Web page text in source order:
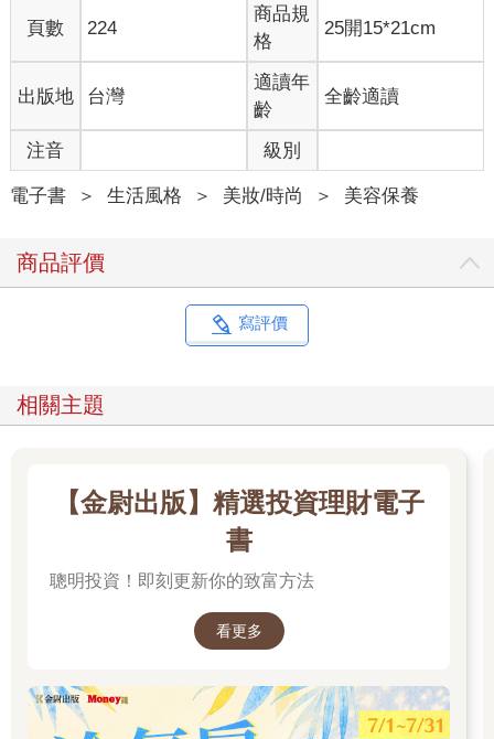
精緻、特別的食物，從不會忘了和爸媽分享。
小時候獨立成長的背景讓我十分渴望組成自己的「圓滿家庭」，
現在家中的廚房還特別裝潢成開放式的中島廚房，更託付著我期
待的美滿家庭生活。我時常想像著在廚房為家人準備簡單日常的
料理，孩子在身旁玩耍著，先生在中島廚房幫忙準備食材的溫馨
畫面，那種對一般人來說，再平常不過的小幸福，卻是我深深渴
望，得來不易的事啊。
自由，彈性的工作時間，但我心裡明白，我真正嚮往的只不過是
當個單純平凡的賢妻良母，每天接送小孩上下學，煩惱著小孩的
成長點滴、學校課業、晚餐該煮些什麼這種甜蜜的負荷，在意與
家人之間相處的生活瑣事，而回家即能享受與家人間溫馨的歡樂
幾次和朋友聚會，友人的小孩打電話來噓寒問暖，不論電話那頭
依稀記得在我十二、三歲時，偶然的機緣下被星探發掘，陸續接
了幾部廣告，成了小模特兒，也參與兒童劇及電視劇的演出，受
邀拍了幾部戲劇，接著更是邀約不斷。從那時起便開始受到大家
的關注，而小有名氣，自己也添了幾分自信與驕傲，也因此和演
學校裡的風雲人物，我的好朋友們紛紛開始叫我「大明星」，當
時好玩的綽號，竟然成了我未來的工作預言，回頭想想，命運還
由於當時手上接的CASE太頻繁，爸媽觀念傳統保守，擔心我會
頁數 224
商品規
格
25開15*21cm
出版地 台灣
適讀年
齡
全齡適讀
注音 級別
電子書 ＞ 生活風格 ＞ 美妝/時尚 ＞ 美容保養
商品評價
寫評價
相關主題
【金尉出版】精選投資理財電子
書
聰明投資！即刻更新你的致富方法
看更多